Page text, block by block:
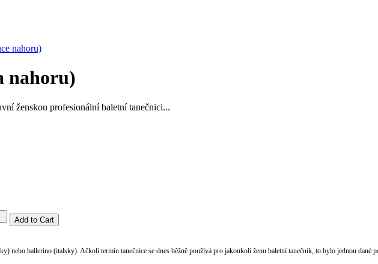
nahoru)
nahoru)
ženskou profesionální baletní tanečnici...
nebo ballerino (italsky). Ačkoli termín tanečnice se dnes běžně používá pro jakoukoli ženu baletní tanečník, to bylo jednou dané